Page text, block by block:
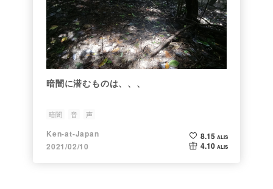
暗闇に潜むものは、、、
暗闇 音 声
Ken-at-Japan
2021/02/10
8.15 ALIS
4.10 ALIS